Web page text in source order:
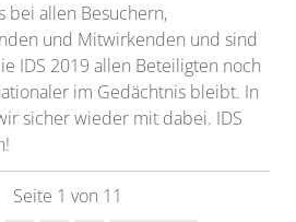
bei allen Besuchern,
und Mitwirkenden und sind
IDS 2019 allen Beteiligten noch
im Gedächtnis bleibt. In
sicher wieder mit dabei. IDS
Seite 1 von 11